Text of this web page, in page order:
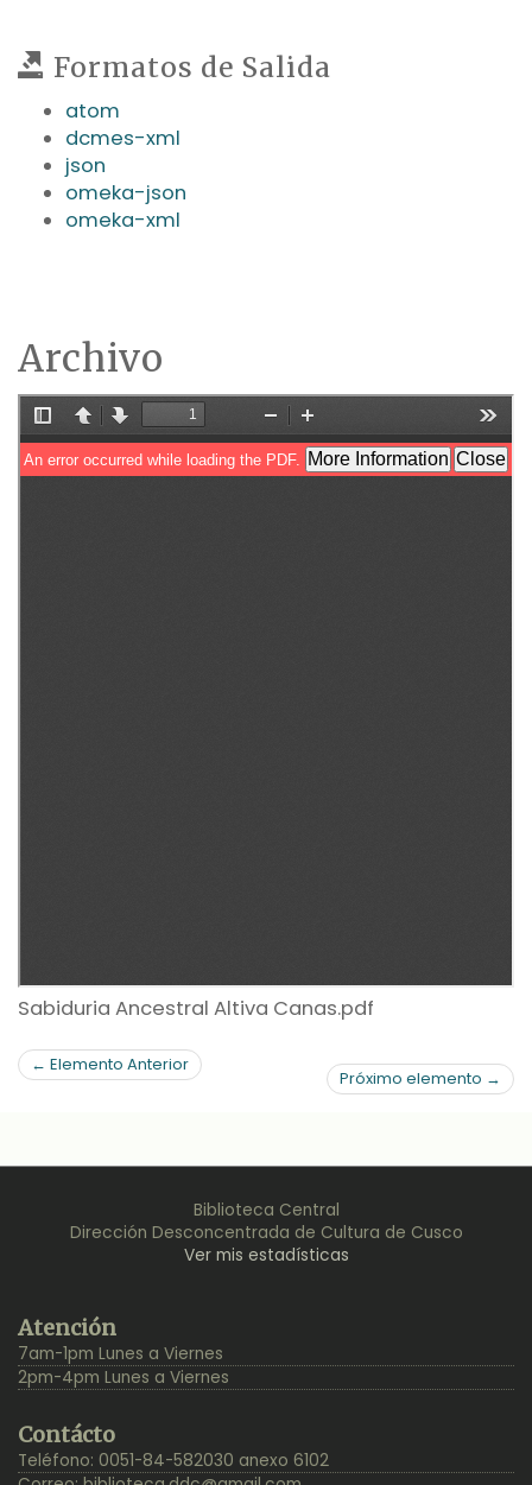
Formatos de Salida
atom
dcmes-xml
json
omeka-json
omeka-xml
Archivo
Sabiduria Ancestral Altiva Canas.pdf
← Elemento Anterior
Próximo elemento →
Biblioteca Central
Dirección Desconcentrada de Cultura de Cusco
Ver mis estadísticas
Top
Atención
7am-1pm Lunes a Viernes
2pm-4pm Lunes a Viernes
Contácto
Teléfono: 0051-84-582030 anexo 6102